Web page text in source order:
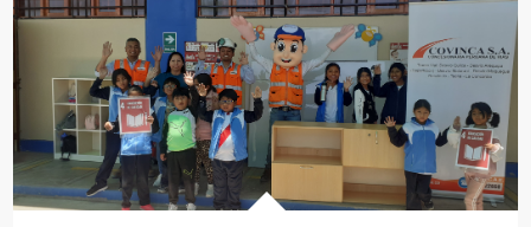
desarrollado y puesto en práctica el programa “Cada Tapita Suma”,
el cual forma parte de estas acciones que Covinca S.A. busca
impulsar, y consiste en la recolección de tapitas de plástico en toda
la organización, mediante la participación voluntaria de todo el
personal en la Concesión y las oficinas administrativas, y
promoviendo así una cultura de reciclaje. Es en ese sentido, se
informa que en el año 2023 Covinca S.A. donó aproximadamente
300 Kg. de tapitas y 30 Kg. de cartón a la asociación APGA SALUD,
Organización sin fines de lucro que se encuentra en Arequipa, la cual
busca contribuir al bienestar de los niños y proteger el medio